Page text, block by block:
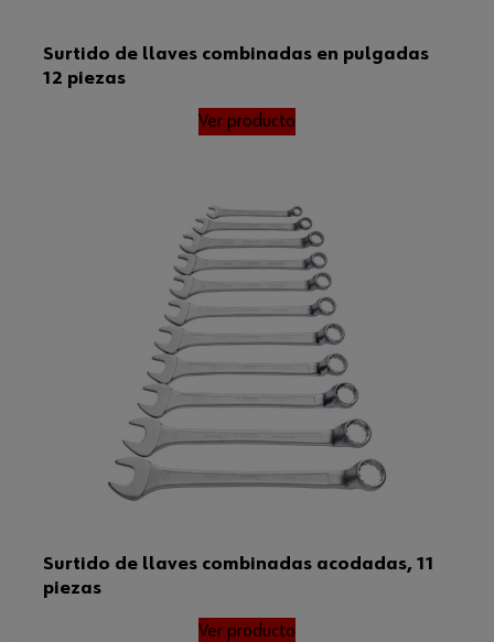
Surtido de llaves combinadas en pulgadas
12 piezas
Ver producto
Surtido de llaves combinadas acodadas, 11
piezas
Ver producto